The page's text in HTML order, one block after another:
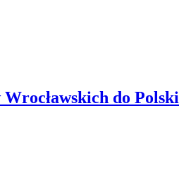
do Polski